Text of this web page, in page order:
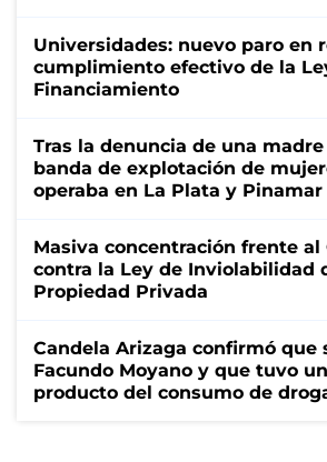
Universidades: nuevo paro en
cumplimiento efectivo de la
Financiamiento
Tras la denuncia de una
banda de explotación de
operaba en La Plata y Pinamar
Masiva concentración frente al
contra la Ley de Inviolabilidad
Propiedad Privada
Candela Arizaga confirmó que
Facundo Moyano y que tuvo
producto del consumo de